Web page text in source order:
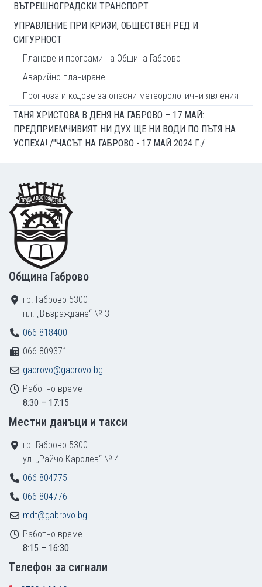
ВЪТРЕШНОГРАДСКИ ТРАНСПОРТ
УПРАВЛЕНИЕ ПРИ КРИЗИ, ОБЩЕСТВЕН РЕД И
СИГУРНОСТ
Планове и програми на Община Габрово
Аварийно планиране
Прогноза и кодове за опасни метеорологични явления
ТАНЯ ХРИСТОВА В ДЕНЯ НА ГАБРОВО – 17 МАЙ:
ПРЕДПРИЕМЧИВИЯТ НИ ДУХ ЩЕ НИ ВОДИ ПО ПЪТЯ НА
УСПЕХА! /"ЧАСЪТ НА ГАБРОВО - 17 МАЙ 2024 Г./
Footer
Община Габрово
гр. Габрово 5300
пл. „Възраждане“ № 3
066 818400
066 809371
gabrovo@gabrovo.bg
Работно време
8:30 – 17:15
Местни данъци и такси
гр. Габрово 5300
ул. „Райчо Каролев“ № 4
066 804775
066 804776
mdt@gabrovo.bg
Работно време
8:15 – 16:30
Tелефон за сигнали